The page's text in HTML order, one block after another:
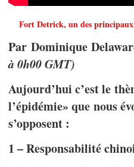
Fort Detrick, un des principaux
Par Dominique
à 0h00 GMT)
Aujourd’hui c’est le
l’épidémie» que nous
s’opposent :
1 – Responsabilité